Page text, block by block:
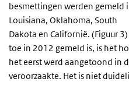
besmettingen werden gemeld
Louisiana, Oklahoma, South
Dakota en Californië. (Figuur
toe in 2012 gemeld is, is het
het eerst werd aangetoond in
veroorzaakte. Het is niet